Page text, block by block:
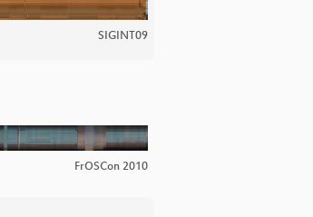
SIGINT09
FrOSCon 2010